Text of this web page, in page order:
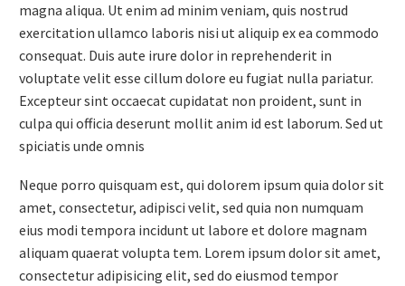
magna aliqua. Ut enim ad minim veniam, quis nostrud
exercitation ullamco laboris nisi ut aliquip ex ea commodo
consequat. Duis aute irure dolor in reprehenderit in
voluptate velit esse cillum dolore eu fugiat nulla pariatur.
Excepteur sint occaecat cupidatat non proident, sunt in
culpa qui officia deserunt mollit anim id est laborum. Sed ut
spiciatis unde omnis
Neque porro quisquam est, qui dolorem ipsum quia dolor sit
amet, consectetur, adipisci velit, sed quia non numquam
eius modi tempora incidunt ut labore et dolore magnam
aliquam quaerat volupta tem. Lorem ipsum dolor sit amet,
consectetur adipisicing elit, sed do eiusmod tempor